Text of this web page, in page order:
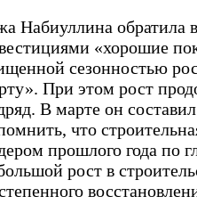
Набиуллина обратила
«хорошие
сезонностью
При этом рост
В марте он
что
прошлого года по
рост в